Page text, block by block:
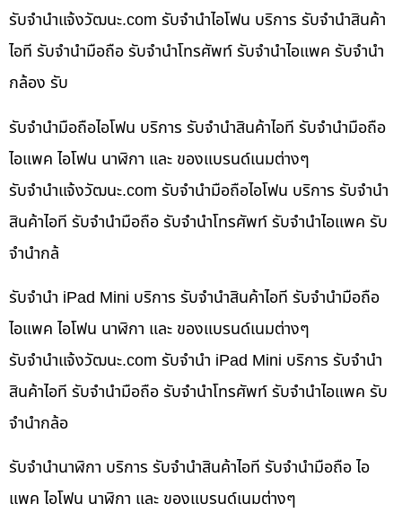
รับจํานําแจ้งวัฒนะ.com รับจำนำไอโฟน บริการ รับจำนำสินค้า
ไอที รับจำนำมือถือ รับจำนำโทรศัพท์ รับจำนำไอแพค รับจำนำ
กล้อง รับ
รับจำนำมือถือไอโฟน บริการ รับจำนำสินค้าไอที รับจำนำมือถือ
ไอแพค ไอโฟน นาฬิกา และ ของแบรนด์เนมต่างๆ
รับจํานําแจ้งวัฒนะ.com รับจำนำมือถือไอโฟน บริการ รับจำนำ
สินค้าไอที รับจำนำมือถือ รับจำนำโทรศัพท์ รับจำนำไอแพค รับ
จำนำกล้
รับจำนำ iPad Mini บริการ รับจำนำสินค้าไอที รับจำนำมือถือ
ไอแพค ไอโฟน นาฬิกา และ ของแบรนด์เนมต่างๆ
รับจํานําแจ้งวัฒนะ.com รับจำนำ iPad Mini บริการ รับจำนำ
สินค้าไอที รับจำนำมือถือ รับจำนำโทรศัพท์ รับจำนำไอแพค รับ
จำนำกล้อ
รับจำนำนาฬิกา บริการ รับจำนำสินค้าไอที รับจำนำมือถือ ไอ
แพค ไอโฟน นาฬิกา และ ของแบรนด์เนมต่างๆ